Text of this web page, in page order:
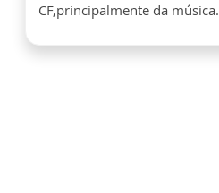
CF,principalmente da música.